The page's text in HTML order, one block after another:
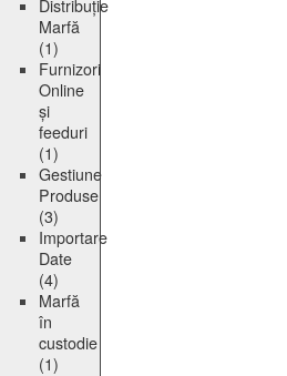
Distribuție
Marfă
(1)
Furnizori
Online
și
feeduri
(1)
Gestiune
Produse
(3)
Importare
Date
(4)
Marfă
în
custodie
(1)